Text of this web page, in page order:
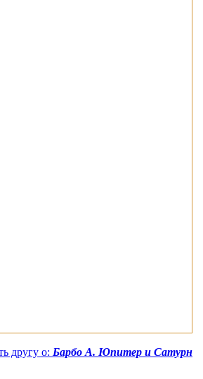
другу о: Барбо А. Юпитер и Сатурн